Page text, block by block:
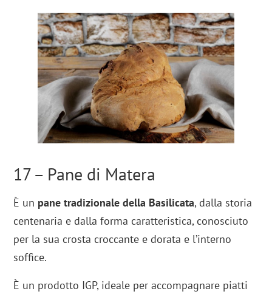
17 – Pane di Matera
È un pane tradizionale della Basilicata, dalla storia
centenaria e dalla forma caratteristica, conosciuto
per la sua crosta croccante e dorata e l’interno
soffice.
È un prodotto IGP, ideale per accompagnare piatti